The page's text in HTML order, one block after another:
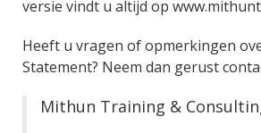
versie vindt u altijd op
Heeft u vragen of opmerkingen
Statement? Neem dan gerust
Mithun Training &